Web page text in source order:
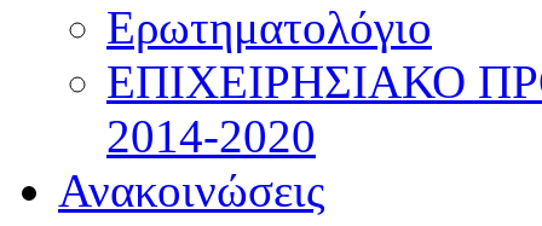
Ερωτηματολόγιο
ΕΠΙΧΕΙΡΗΣΙΑΚΟ
2014-2020
Ανακοινώσεις